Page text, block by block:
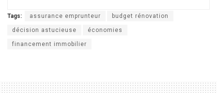
Tags: assurance emprunteur budget rénovation
décision astucieuse économies
financement immobilier